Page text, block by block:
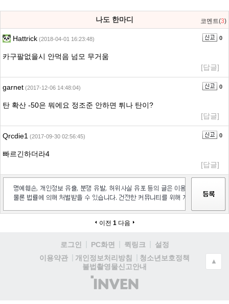
나도 한마디 코멘트(3)
Hattrick (2018-04-01 16:23:48) 0
카구팔없을시 안먹음 넘모 무거움
[답글]
garnet (2017-12-06 14:48:04) 0
탄 확산 -50은 뭐에요 정조준 안하면 튀나 탄이?
[답글]
Qrcdie1 (2017-09-30 02:56:45) 0
빠르긴하더라4
[답글]
이전 1 다음
로그인 PC화면 퀵링크
설정
이용약관
개인정보처리방침
청소년보호정책
불법촬영물신고안내
(주)
인
▲